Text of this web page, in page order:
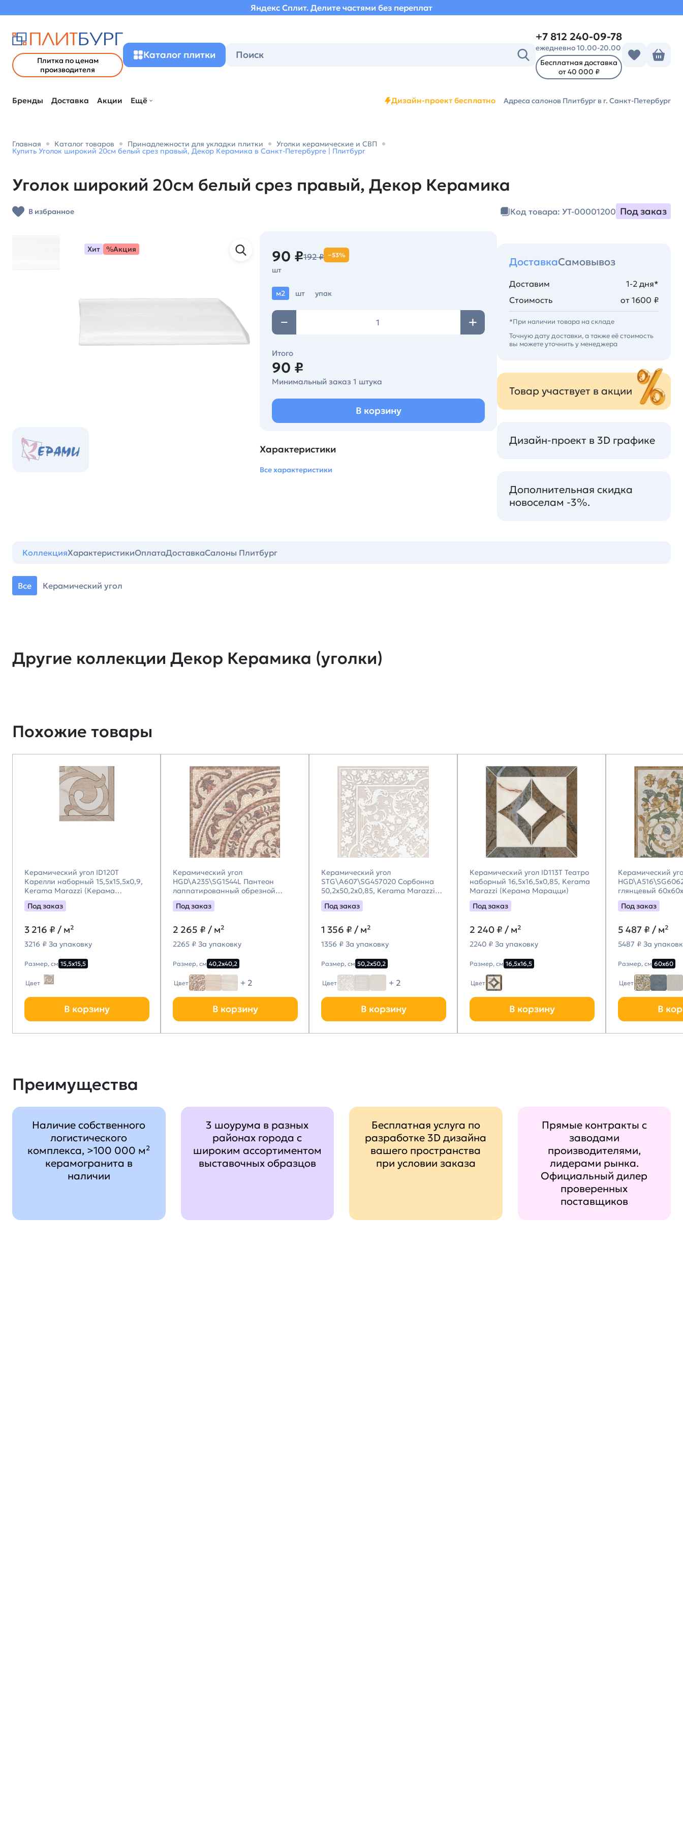
Яндекс Сплит. Делите частями без переплат
Плитка по ценам
производителя
Каталог плитки
+7 812 240-09-78
ежедневно 10.00-20.00
Бесплатная доставка
от 40 000 ₽
Бренды Доставка Акции Ещё Дизайн-проект бесплатно Адреса салонов Плитбург в г. Санкт-Петербург
Главная Каталог товаров Принадлежности для укладки плитки Уголки керамические и СВП
Купить Уголок широкий 20см белый срез правый, Декор Керамика в Санкт-Петербурге | Плитбург
Уголок широкий 20см белый срез правый, Декор Керамика
В избранное Код товара: УТ-00001200 Под заказ
Хит %Акция 90 ₽192 ₽
шт
−53%
м2 шт упак
Итого
90 ₽
Минимальный заказ 1 штука
В корзину
Характеристики
Все характеристики
ДоставкаСамовывоз
Доставим
1-2 дня*
Стоимость
от 1600 ₽
*При наличии товара на складе
Точную дату доставки, а также её стоимость
вы можете уточнить у менеджера
Товар участвует в акции
Дизайн-проект в 3D графике
Дополнительная скидка
новоселам -3%.
КоллекцияХарактеристикиОплатаДоставкаСалоны Плитбург
Все Керамический угол
Другие коллекции Декор Керамика (уголки)
Похожие товары
Керамический угол ID120T
Карелли наборный 15,5x15,5x0,9,
Kerama Marazzi (Керама
Марацци)
Под заказ
3 216 ₽ / м²
3216 ₽ За упаковку
Размер, см 15,5х15,5
Цвет
В корзину
Керамический угол
HGD\A235\SG1544L Пантеон
лаппатированный обрезной
40,2x40,2x0,8, Kerama Marazzi
(Керама Марацци)
Под заказ
2 265 ₽ / м²
2265 ₽ За упаковку
Размер, см 40,2х40,2
Цвет + 2
В корзину
Керамический угол
STG\A607\SG457020 Сорбонна
50,2x50,2x0,85, Kerama Marazzi
(Керама Марацци)
Под заказ
1 356 ₽ / м²
1356 ₽ За упаковку
Размер, см 50,2х50,2
Цвет + 2
В корзину
Керамический угол ID113T Театро
наборный 16,5x16,5x0,85, Kerama
Marazzi (Керама Марацци)
Под заказ
2 240 ₽ / м²
2240 ₽ За упаковку
Размер, см 16,5х16,5
Цвет
В корзину
Керамический
глянцевый
Marazzi (Керама
Под заказ
5 487 ₽ / м²
5487 ₽ За
Размер, см 60х60
Цвет
В
Преимущества
Наличие собственного
логистического
комплекса, >100 000 м²
керамогранита в
наличии
3 шоурума в разных
районах города с
широким ассортиментом
выставочных образцов
Бесплатная услуга по
разработке 3D дизайна
вашего пространства
при условии заказа
Прямые контракты с
заводами
производителями,
лидерами рынка.
Официальный дилер
проверенных
поставщиков